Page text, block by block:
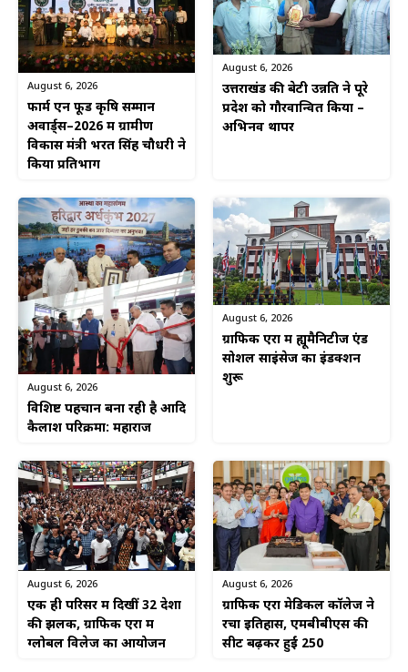
August 6, 2026
फार्म एन फूड कृषि सम्मान
अवार्ड्स–2026 में ग्रामीण
विकास मंत्री भरत सिंह चौधरी ने
किया प्रतिभाग
August 6, 2026
उत्तराखंड की बेटी उन्नति ने पूरे
प्रदेश को गौरवान्वित किया –
अभिनव थापर
August 6, 2026
विशिष्ट पहचान बना रही है आदि
कैलाश परिक्रमा: महाराज
August 6, 2026
ग्राफिक एरा में ह्यूमैनिटीज एंड
सोशल साइंसेज का इंडक्शन
शुरू
August 6, 2026
एक ही परिसर में दिखीं 32 देशों
की झलक, ग्राफिक एरा में
ग्लोबल विलेज का आयोजन
August 6, 2026
ग्राफिक एरा मेडिकल कॉलेज ने
रचा इतिहास, एमबीबीएस की
सीटें बढ़कर हुईं 250